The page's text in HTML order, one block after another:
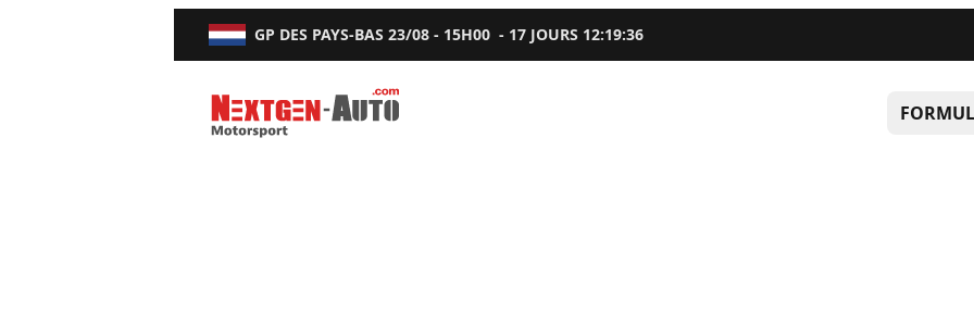
GP DES PAYS-BAS 23/08 - 15H00 - 17 JOURS 12:19:34
Nextgen-Auto.com